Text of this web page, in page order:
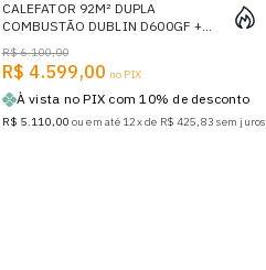
CALEFATOR 92M² DUPLA
COMBUSTÃO DUBLIN D600GF +
R$ 6.100,00
R$ 4.599,00 no PIX
À vista no PIX com 10% de desconto
R$ 5.110,00 ou em até 12x de R$ 425,83 sem juros